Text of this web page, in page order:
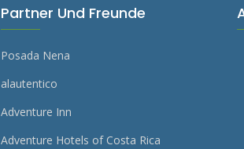
Partner Und Freunde
Posada Nena
alautentico
Adventure Inn
Adventure Hotels of Costa Rica